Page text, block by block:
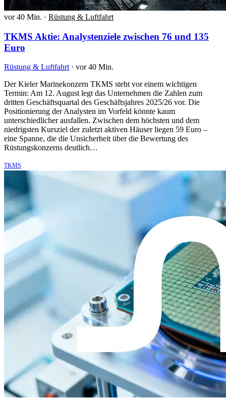
vor 40 Min. · Rüstung & Luftfahrt
TKMS Aktie: Analystenziele zwischen 76 und 135
Euro
Rüstung & Luftfahrt · vor 40 Min.
Der Kieler Marinekonzern TKMS steht vor einem wichtigen
Termin: Am 12. August legt das Unternehmen die Zahlen zum
dritten Geschäftsquartal des Geschäftsjahres 2025/26 vor. Die
Positionierung der Analysten im Vorfeld könnte kaum
unterschiedlicher ausfallen. Zwischen dem höchsten und dem
niedrigsten Kursziel der zuletzt aktiven Häuser liegen 59 Euro –
eine Spanne, die die Unsicherheit über die Bewertung des
Rüstungskonzerns deutlich…
TKMS